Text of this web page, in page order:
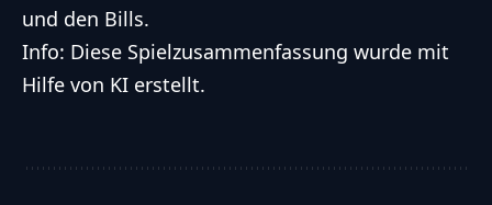
und den Bills.
Info: Diese Spielzusammenfassung wurde mit
Hilfe von KI erstellt.